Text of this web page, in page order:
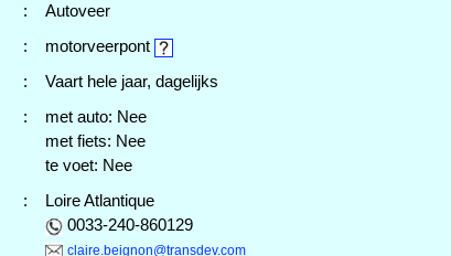
:
Autoveer
:
motorveerpont
:
Vaart hele jaar, dagelijks
:
met auto: Nee
met fiets: Nee
te voet: Nee
:
Loire Atlantique
0033-240-860129
claire.beignon@transdev.com